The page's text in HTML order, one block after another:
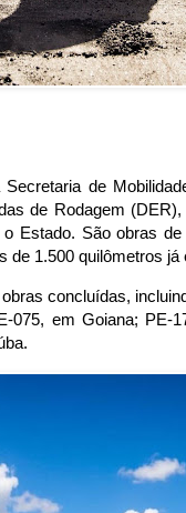
de
de Rodagem
Estado. São obras
1.500 quilômetros já
concluídas,
075, em Goiana; PE-